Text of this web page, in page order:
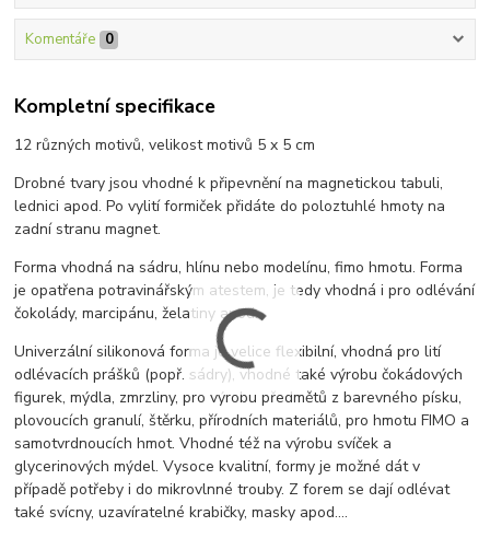
Komentáře 0
Kompletní specifikace
12 různých motivů, velikost motivů 5 x 5 cm
Drobné tvary jsou vhodné k připevnění na magnetickou tabuli,
lednici apod. Po vylití formiček přidáte do poloztuhlé hmoty na
zadní stranu magnet.
Forma vhodná na sádru, hlínu nebo modelínu, fimo hmotu. Forma
je opatřena potravinářským atestem, je tedy vhodná i pro odlévání
čokolády, marcipánu, želatiny apod.
Univerzální silikonová forma je velice flexibilní, vhodná pro lití
odlévacích prášků (popř. sádry), vhodné také výrobu čokádových
figurek, mýdla, zmrzliny, pro výrobu předmětů z barevného písku,
plovoucích granulí, štěrku, přírodních materiálů, pro hmotu FIMO a
samotvrdnoucích hmot. Vhodné též na výrobu svíček a
glycerinových mýdel. Vysoce kvalitní, formy je možné dát v
případě potřeby i do mikrovlnné trouby. Z forem se dají odlévat
také svícny, uzavíratelné krabičky, masky apod....